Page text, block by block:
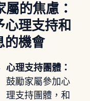
屬的焦慮：
心理支持和
的機會
心理支持團體：
鼓勵家屬參加心
理支持團體，和